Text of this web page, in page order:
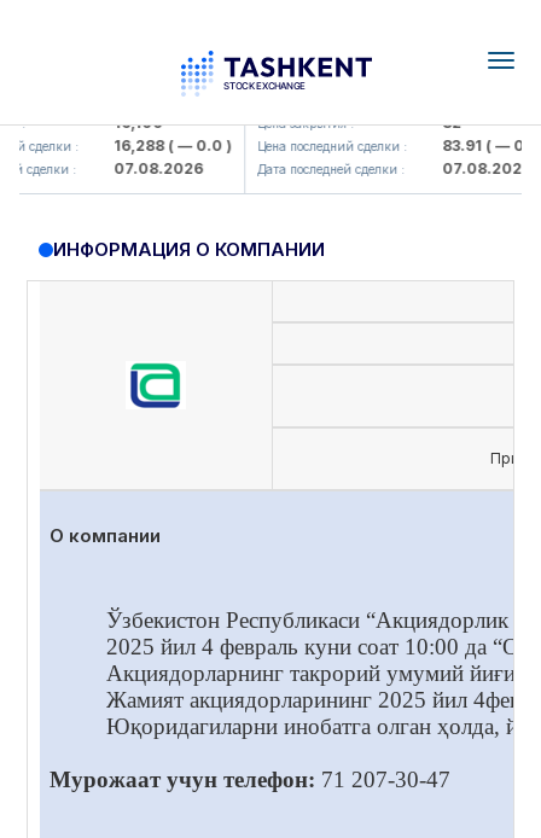
: 16,100
сделки : 16,288( — 0.0 )
сделки : 07.08.2026
KFSK (<Kafolat sug'urta
Цена закрытия : 82
Цена последний сделки : 83.91( — 0.0 )
Дата последней сделки : 07.08.2026
ИНФОРМАЦИЯ О КОМПАНИИ
О компании
Ўзбекистон Республикаси “Акциядорлик
2025 йил 4 февраль куни соат 10:00 да
Акциядорларнинг такрорий умумий
Жамият акциядорларининг 2025 йил
Юқоридагиларни инобатга олган ҳолда,
Мурожаат учун телефон: 71 207-30-47